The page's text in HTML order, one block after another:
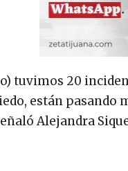
tuvimos 20
están
Alejandra